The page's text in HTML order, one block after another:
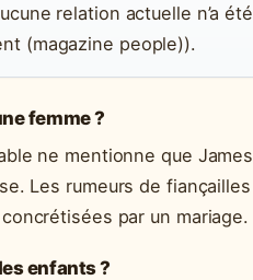
relation actuelle n’a
(magazine people)).
femme ?
ne mentionne que
Les rumeurs de
par un mariage.
enfants ?